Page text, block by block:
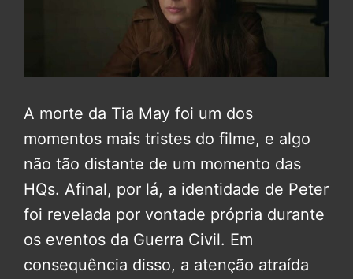
A morte da Tia May foi um dos
momentos mais tristes do filme, e algo
não tão distante de um momento das
HQs. Afinal, por lá, a identidade de Peter
foi revelada por vontade própria durante
os eventos da Guerra Civil. Em
consequência disso, a atenção atraída